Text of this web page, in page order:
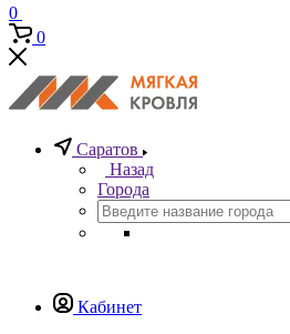
0
0
Саратов
Назад
Города
Кабинет